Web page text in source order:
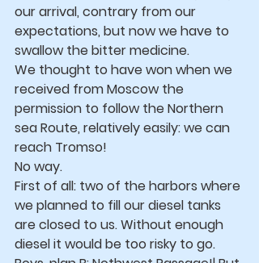
our arrival, contrary from our
expectations, but now we have to
swallow the bitter medicine.
We thought to have won when we
received from Moscow the
permission to follow the Northern
sea Route, relatively easily: we can
reach Tromso!
No way.
First of all: two of the harbors where
we planned to fill our diesel tanks
are closed to us. Without enough
diesel it would be too risky to go.